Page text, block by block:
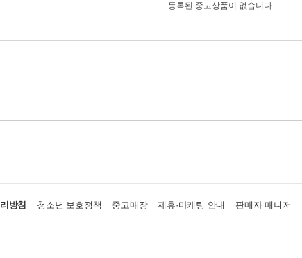
등록된 중고상품이 없습니다.
방침 청소년 보호정책 중고매장 제휴·마케팅 안내 판매자 매니저